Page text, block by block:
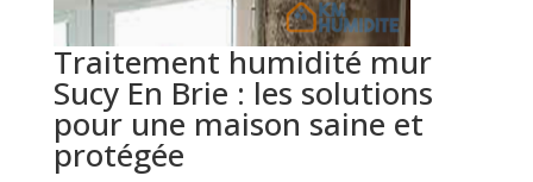
Traitement humidité mur
Sucy En Brie : les solutions
pour une maison saine et
protégée